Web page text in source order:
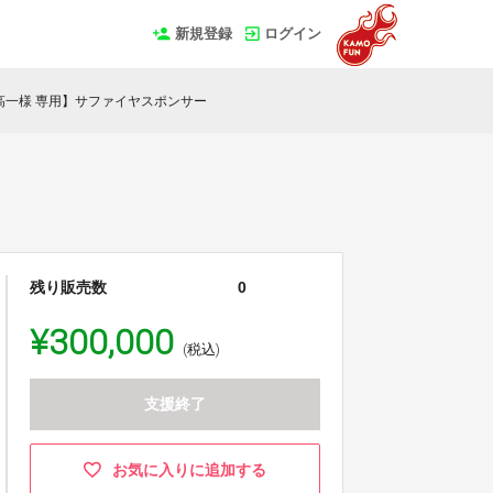
新規登録 ログイン
一様 専用】サファイヤスポンサー
残り販売数 0
¥300,000 (税込)
支援終了
お気に入りに追加する